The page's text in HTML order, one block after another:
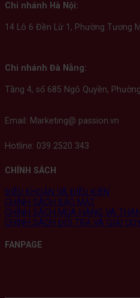
Chi nhánh Hà Nội:
14 Lô 6 Đền Lừ 1, Phường Tương
Chi nhánh Đà Nẵng:
Tầng 4, số 685 Ngô Quyền,
Email: Marketing@ passion.vn
Hotline: 039 2520 343
CHÍNH SÁCH
ĐIỀU KHOẢN VÀ ĐIỀU KIỆN
CHÍNH SÁCH BẢO MẬT
CHÍNH SÁCH MUA HÀNG VÀ
CHÍNH SÁCH ĐỔI TRẢ VÀ GIẢI
FANPAGE